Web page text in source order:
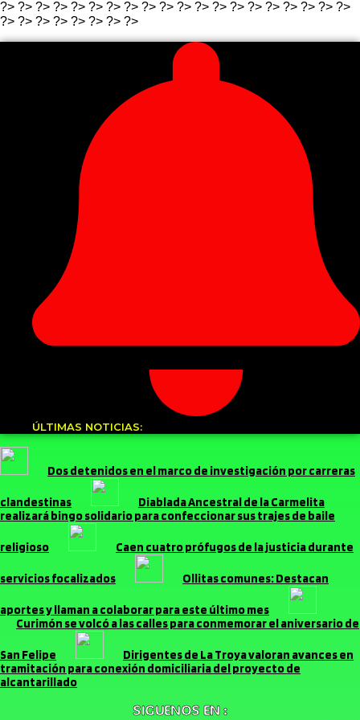
?> ?> ?> ?> ?> ?> ?> ?> ?> ?> ?> ?> ?> ?> ?> ?> ?> ?> ?> ?>
?> ?> ?> ?> ?> ?> ?> ?>
ÚLTIMAS NOTICIAS:
Dos detenidos en el marco de investigación por carreras
clandestinas
Diablada Ancestral de la Carmelita
realizará bingo solidario para confeccionar sus trajes de baile
religioso Caen cuatro prófugos de la justicia durante
servicios focalizados Ollitas comunes: Destacan
aportes y llaman a colaborar para este último mes
Curimón se volcó a las calles para conmemorar el aniversario de
San Felipe
Dirigentes de La Troya valoran avances en
tramitación para conexión domiciliaria del proyecto de
alcantarillado
SIGUENOS EN :